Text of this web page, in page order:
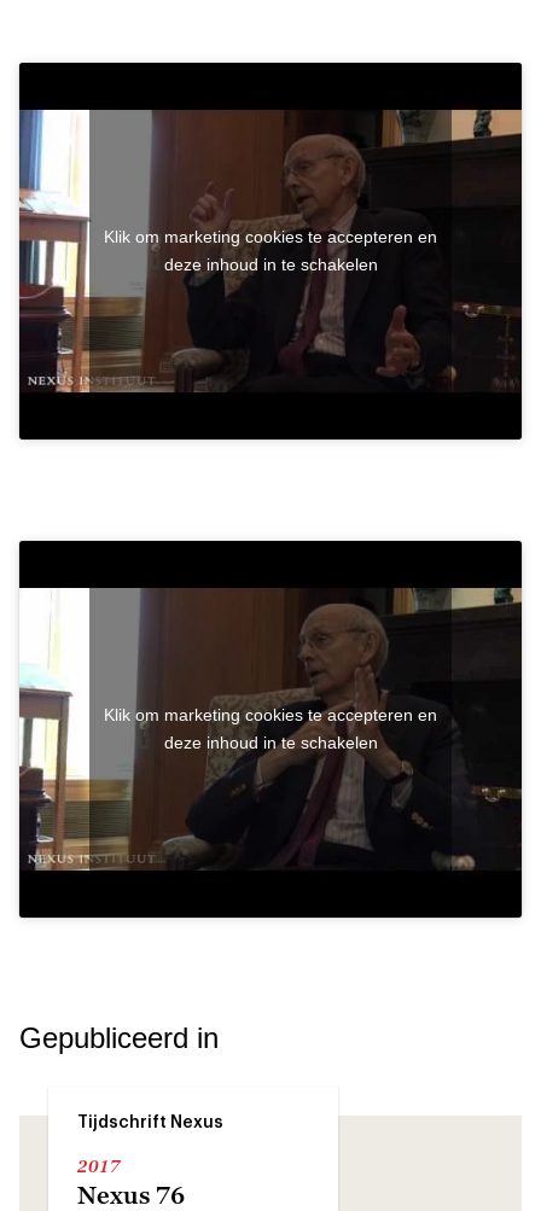
Klik om marketing cookies te accepteren en
deze inhoud in te schakelen
Klik om marketing cookies te accepteren en
deze inhoud in te schakelen
Gepubliceerd in
Tijdschrift Nexus
2017
Nexus 76